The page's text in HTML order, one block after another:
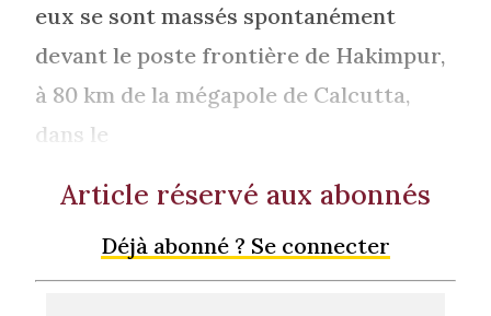
eux se sont massés spontanément
devant le poste frontière de Hakimpur,
à 80 km de la mégapole de Calcutta,
dans le
Article réservé aux abonnés
Déjà abonné ? Se connecter